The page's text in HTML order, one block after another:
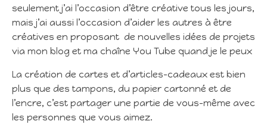
seulement j’ai l’occasion d’être créative tous les jours,
mais j’ai aussi l’occasion d’aider les autres à être
créatives en proposant de nouvelles idées de projets
via mon blog et ma chaîne You Tube quand je le peux
La création de cartes et d’articles-cadeaux est bien
plus que des tampons, du papier cartonné et de
l’encre, c’est partager une partie de vous-même avec
les personnes que vous aimez.